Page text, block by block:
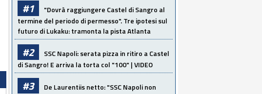
#1
"Dovrà raggiungere Castel di Sangro al
termine del periodo di permesso". Tre ipotesi sul
futuro di Lukaku: tramonta la pista Atlanta
#2
SSC Napoli: serata pizza in ritiro a Castel
di Sangro! E arriva la torta col "100" | VIDEO
#3
De Laurentiis netto: "SSC Napoli non